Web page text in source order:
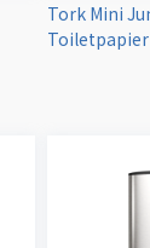
Tork Mini